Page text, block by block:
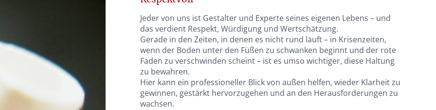
Jeder von uns ist Gestalter und Experte seines eigenen Lebens – und
das verdient Respekt, Würdigung und Wertschätzung.
Gerade in den Zeiten, in denen es nicht rund läuft – in Krisenzeiten,
wenn der Boden unter den Füßen zu schwanken beginnt und der rote
Faden zu verschwinden scheint – ist es umso wichtiger, diese Haltung
zu bewahren.
Hier kann ein professioneller Blick von außen helfen, wieder Klarheit zu
gewinnen, gestärkt hervorzugehen und an den Herausforderungen zu
wachsen.